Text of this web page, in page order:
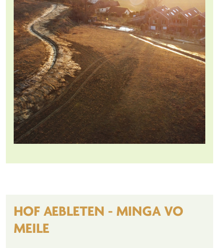
HOF AEBLETEN - MINGA VO
MEILE